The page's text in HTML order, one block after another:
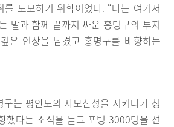
를 도모하기 위함이었다. “나는 여기서
말과 함께 끝까지 싸운 홍명구의 투지
은 인상을 남겼고 홍명구를 배향하는
는 평안도의 자모산성을 지키다가 청
했다는 소식을 듣고 포병 3000명을 선